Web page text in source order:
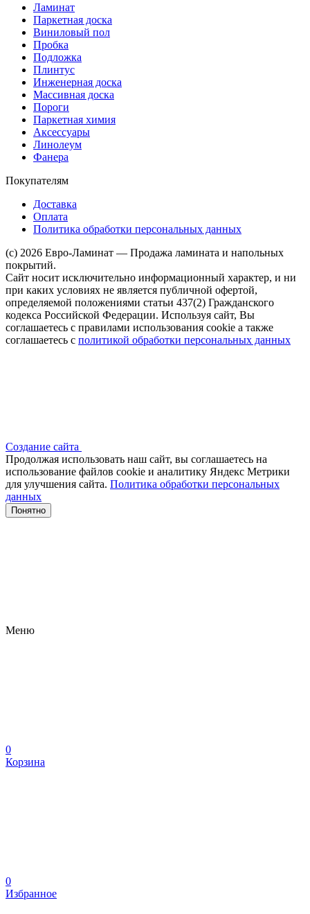
Ламинат
Паркетная доска
Виниловый пол
Пробка
Подложка
Плинтус
Инженерная доска
Массивная доска
Пороги
Паркетная химия
Аксессуары
Линолеум
Фанера
Покупателям
Доставка
Оплата
Политика обработки персональных данных
(c) 2026 Евро-Ламинат — Продажа ламината и напольных
покрытий.
Сайт носит исключительно информационный характер, и ни
при каких условиях не является публичной офертой,
определяемой положениями статьи 437(2) Гражданского
кодекса Российской Федерации. Используя сайт, Вы
соглашаетесь с правилами использования cookie а также
соглашаетесь с политикой обработки персональных данных
Создание сайта
Продолжая использовать наш сайт, вы соглашаетесь на
использование файлов сооkіе и аналитику Яндекс Метрики
для улучшения сайта. Политика обработки персональных
данных
Понятно
Меню
0
Корзина
0
Избранное